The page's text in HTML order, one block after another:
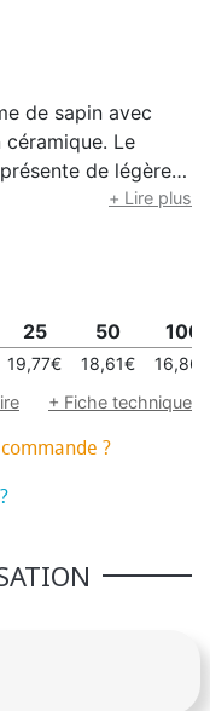
de sapin avec
Le
de légères
et de tailles.+ Lire plus
25 50
100
19,77€ 18,61€
16,86€
+ Fiche technique
?